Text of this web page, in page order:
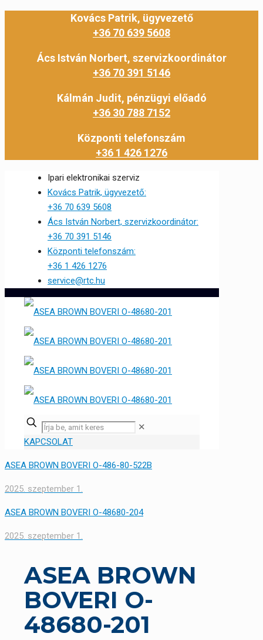
Kovács Patrik, ügyvezető
+36 70 639 5608
Ács István Norbert, szervizkoordinátor
+36 70 391 5146
Kálmán Judit, pénzügyi előadó
+36 30 788 7152
Központi telefonszám
+36 1 426 1276
Ipari elektronikai szerviz
Kovács Patrik, ügyvezető:
+36 70 639 5608
Ács István Norbert, szervizkoordinátor:
+36 70 391 5146
Központi telefonszám:
+36 1 426 1276
service@rtc.hu
✕
KAPCSOLAT
ASEA BROWN BOVERI O-486-80-522B
2025. szeptember 1.
ASEA BROWN BOVERI O-48680-204
2025. szeptember 1.
ASEA BROWN
BOVERI O-
48680-201